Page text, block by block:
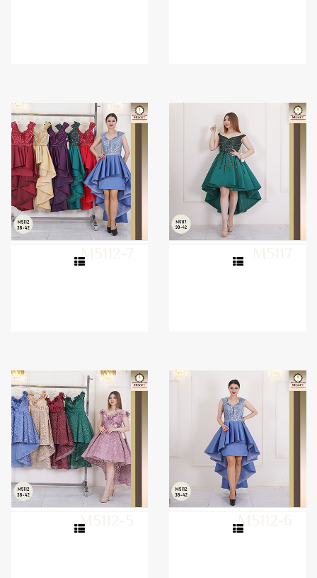
M5112-7
M5112-6
M5112-5